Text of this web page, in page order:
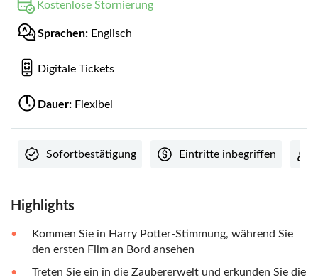
Kostenlose Stornierung
Sprachen: Englisch
Digitale Tickets
Dauer: Flexibel
Sofortbestätigung Eintritte inbegriffen
Highlights
Kommen Sie in Harry Potter-Stimmung, während Sie
den ersten Film an Bord ansehen
Treten Sie ein in die Zaubererwelt und erkunden Sie die